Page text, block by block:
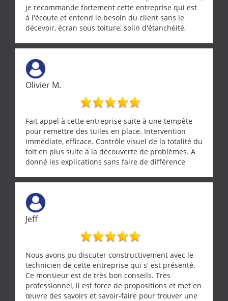
je recommande fortement cette entreprise qui est
à l'écoute et entend le besoin du client sans le
décevoir, écran sous toiture, solin d'étanchéité,
récupérateur d'eau, tout a été parfaitement mis en
œuvre sans besoin d'y revenir. confiance assurée.
Olivier M.
Fait appel à cette entreprise suite à une tempête
pour remettre des tuiles en place. Intervention
immédiate, efficace. Contrôle visuel de la totalité du
toit en plus suite à la découverte de problèmes. A
donné les explications sans faire de différence
Jeff
Nous avons pu discuter constructivement avec le
technicien de cette entreprise qui s' est présenté.
Ce monsieur est de très bon conseils. Tres
professionnel, il est force de propositions et met en
œuvre des savoirs et savoir-faire pour trouver une